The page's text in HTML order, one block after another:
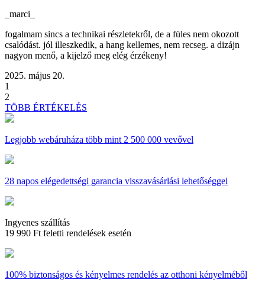
_marci_
fogalmam sincs a technikai részletekről, de a füles nem okozott
csalódást. jól illeszkedik, a hang kellemes, nem recseg. a dizájn
nagyon menő, a kijelző meg elég érzékeny!
2025. május 20.
1
2
TÖBB ÉRTÉKELÉS
Legjobb webáruháza több mint 2 500 000 vevővel
28 napos elégedettségi garancia visszavásárlási lehetőséggel
Ingyenes szállítás
19 990 Ft feletti rendelések esetén
100% biztonságos és kényelmes rendelés az otthoni kényelméből